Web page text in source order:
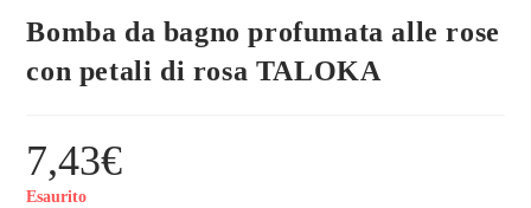
Bomba da bagno profumata alle rose
con petali di rosa TALOKA
7,43€
Esaurito